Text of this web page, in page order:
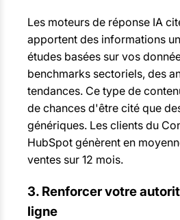
Les moteurs de réponse IA
apportent des informations
études basées sur vos
benchmarks sectoriels, des
tendances. Ce type de
de chances d'être cité que
génériques. Les clients du
HubSpot génèrent en
ventes sur 12 mois.
3. Renforcer votre
ligne